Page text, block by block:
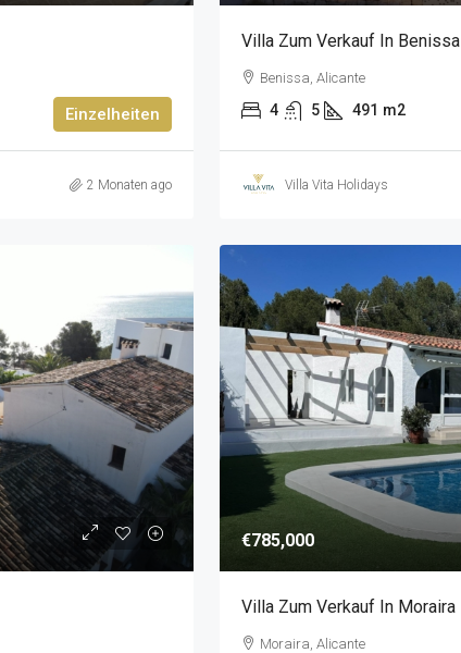
Einzelheiten
2 Monaten ago
Villa Zum Verkauf In Benissa
Benissa, Alicante
4 5 491 m2
Villa Vita Holidays
€785,000
Villa Zum Verkauf In Moraira
Moraira, Alicante